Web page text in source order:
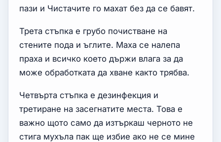
пази и Чистачите го махат без да се бавят.
Трета стъпка е грубо почистване на
стените пода и ъглите. Маха се налепа
праха и всичко което държи влага за да
може обработката да хване както трябва.
Четвърта стъпка е дезинфекция и
третиране на засегнатите места. Това е
важно щото само да изтъркаш черното не
стига мухъла пак ще избие ако не се мине